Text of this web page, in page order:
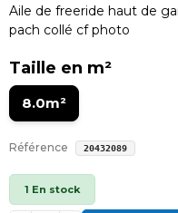
Aile de freeride haut de
pach collé cf photo
Taille en m²
8.0m²
Référence 20432089
1 En stock